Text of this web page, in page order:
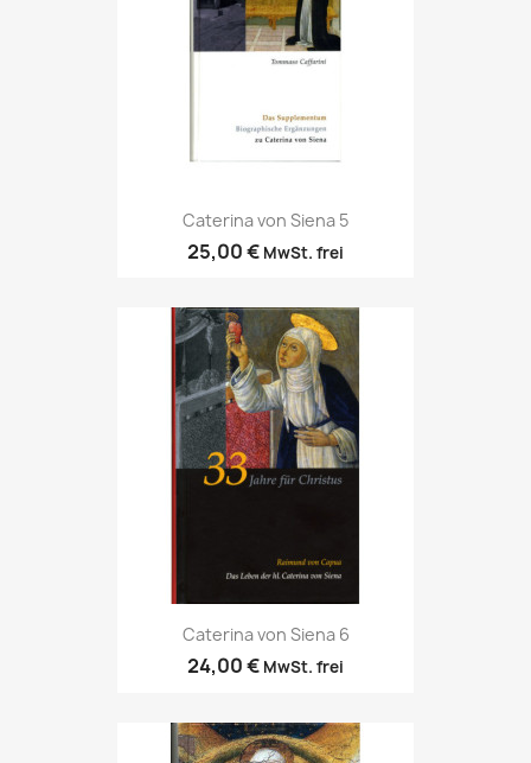
Caterina von Siena 5
25,00 € MwSt. frei
Caterina von Siena 6
24,00 € MwSt. frei